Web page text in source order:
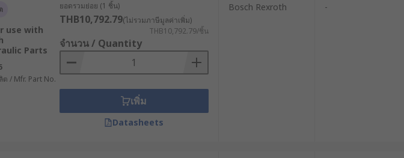
ได้ ใช้สำหรับงานดัน ดึง ยก หรือปรับตำแหน่งในเครื่องจักร ระบบ
จะเคลื่อนที่ไปตามรางหรือเพลาที่กำหนดไว้ โดยไม่ต้องมีแท่งยืดหด
ารถเลือกใช้ได้ทั้งแบบสายพานหรือเกลียว เหมาะสำหรับงานลำเลียง
use with
Parts
/ Mfr. Part No.
ยอดรวมย่อย (1 ชิ้น)
THB10,792.79(ไม่รวมภาษีมูลค่าเพิ่ม)
THB10,792.79/ชิ้น
จำนวน / Quantity
เพิ่ม
Datasheets
Bosch Rexroth -